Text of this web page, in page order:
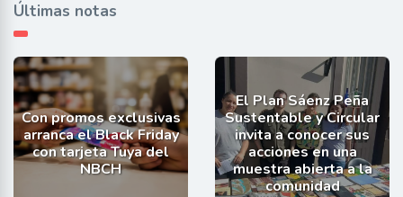
Últimas notas
Con promos exclusivas
arranca el Black Friday
con tarjeta Tuya del
NBCH
El Plan Sáenz Peña
Sustentable y Circular
invita a conocer sus
acciones en una
muestra abierta a la
comunidad